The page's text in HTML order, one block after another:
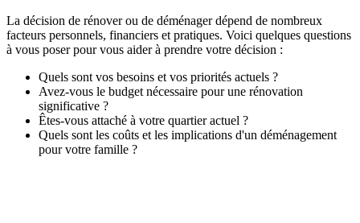
La décision de rénover ou de déménager dépend de nombreux
facteurs personnels, financiers et pratiques. Voici quelques questions
à vous poser pour vous aider à prendre votre décision :
Quels sont vos besoins et vos priorités actuels ?
Avez-vous le budget nécessaire pour une rénovation
significative ?
Êtes-vous attaché à votre quartier actuel ?
Quels sont les coûts et les implications d'un déménagement
pour votre famille ?